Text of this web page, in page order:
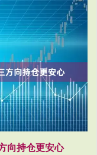
向持仓更安心